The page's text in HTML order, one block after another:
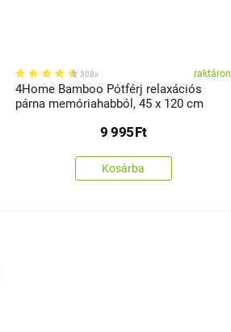
308x raktáron
4Home Bamboo Pótférj relaxációs
párna memóriahabból, 45 x 120 cm
9 995Ft
Kosárba